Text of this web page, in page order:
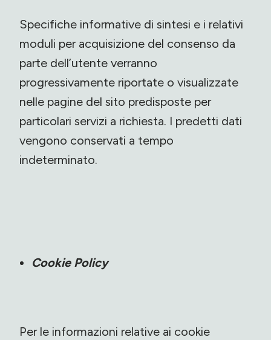
Specifiche informative di sintesi e i relativi
moduli per acquisizione del consenso da
parte dell’utente verranno
progressivamente riportate o visualizzate
nelle pagine del sito predisposte per
particolari servizi a richiesta. I predetti dati
vengono conservati a tempo
indeterminato.
Cookie Policy
Per le informazioni relative ai cookie